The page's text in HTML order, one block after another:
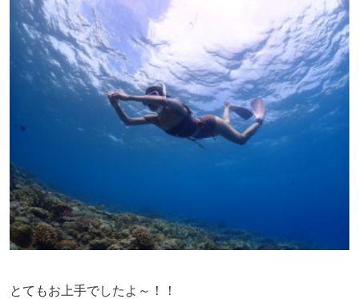
とてもお上手でしたよ～！！